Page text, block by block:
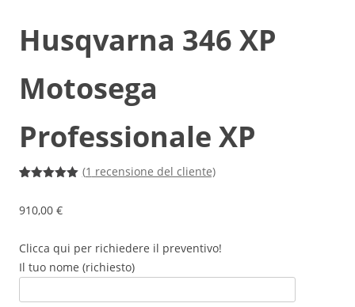
Husqvarna 346 XP
Motosega
Professionale XP
su base
(1 recensione del cliente)
910,00 €
Clicca qui per richiedere il preventivo!
Il tuo nome (richiesto)